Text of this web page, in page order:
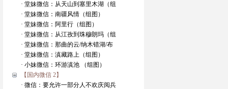
· 堂妹微信：从天山到塞里木湖（组
· 堂妹微信：南疆风情（组图）
· 堂妹微信：阿里行（组图）
· 堂妹微信：从江孜到珠穆朗玛（组
· 堂妹微信：那曲的云/纳木错湖/布
· 堂妹微信：滇藏路上（组图）
· 小妹微信：环游滇池 （组图）
【国内微信 2】
· 微信：要允许一部分人不欢庆阅兵